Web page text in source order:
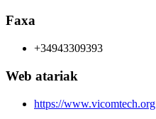
Faxa
+34943309393
Web atariak
https://www.vicomtech.org